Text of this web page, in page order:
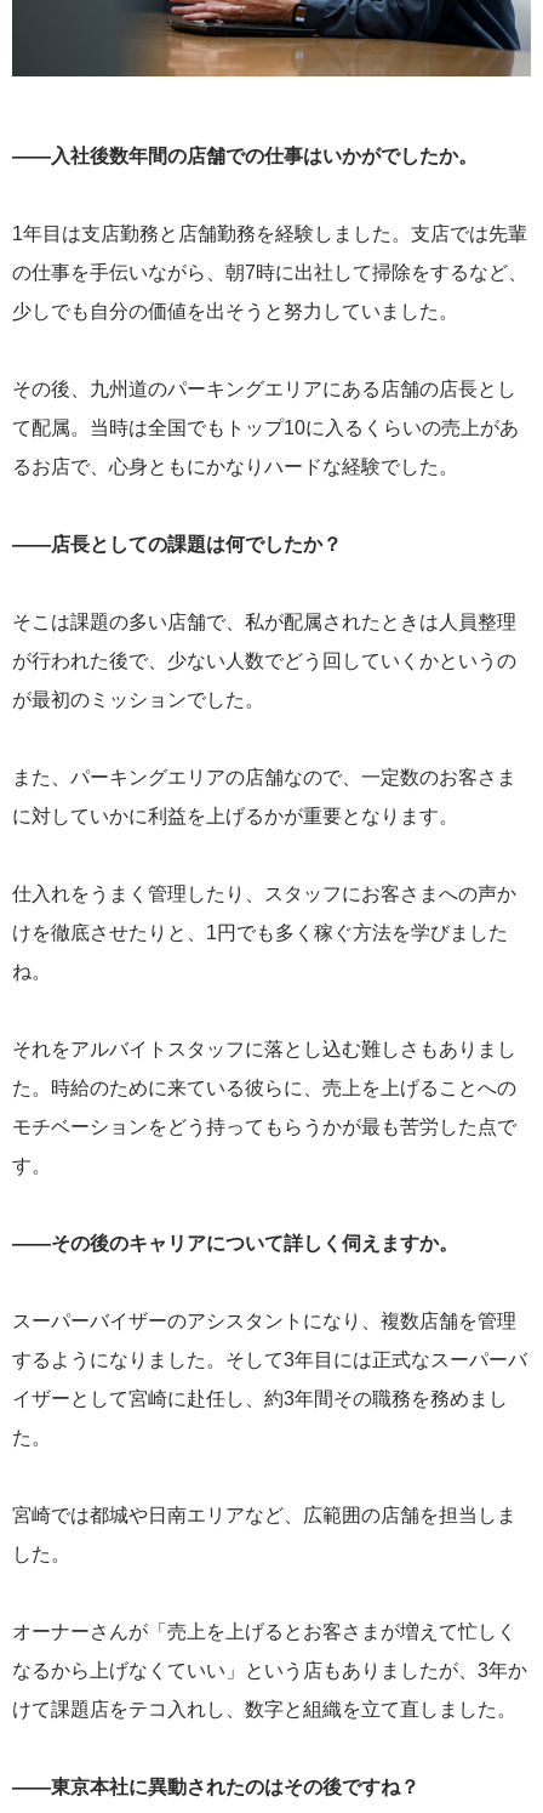
——入社後数年間の店舗での仕事はいかがでしたか。
1年目は支店勤務と店舗勤務を経験しました。支店では先輩
の仕事を手伝いながら、朝7時に出社して掃除をするなど、
少しでも自分の価値を出そうと努力していました。
その後、九州道のパーキングエリアにある店舗の店長とし
て配属。当時は全国でもトップ10に入るくらいの売上があ
るお店で、心身ともにかなりハードな経験でした。
——店長としての課題は何でしたか？
そこは課題の多い店舗で、私が配属されたときは人員整理
が行われた後で、少ない人数でどう回していくかというの
が最初のミッションでした。
また、パーキングエリアの店舗なので、一定数のお客さま
に対していかに利益を上げるかが重要となります。
仕入れをうまく管理したり、スタッフにお客さまへの声か
けを徹底させたりと、1円でも多く稼ぐ方法を学びました
ね。
それをアルバイトスタッフに落とし込む難しさもありまし
た。時給のために来ている彼らに、売上を上げることへの
モチベーションをどう持ってもらうかが最も苦労した点で
す。
——その後のキャリアについて詳しく伺えますか。
スーパーバイザーのアシスタントになり、複数店舗を管理
するようになりました。そして3年目には正式なスーパーバ
イザーとして宮崎に赴任し、約3年間その職務を務めまし
た。
宮崎では都城や日南エリアなど、広範囲の店舗を担当しま
した。
オーナーさんが「売上を上げるとお客さまが増えて忙しく
なるから上げなくていい」という店もありましたが、3年か
けて課題店をテコ入れし、数字と組織を立て直しました。
——東京本社に異動されたのはその後ですね？